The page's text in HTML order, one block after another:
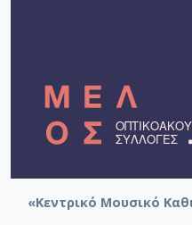
«Κεντρικό Μουσικό